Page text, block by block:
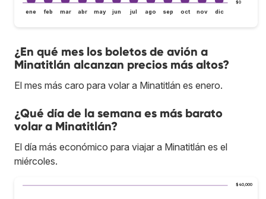
$0
ene feb mar abr may jun jul ago sep oct nov dic
¿En qué mes los boletos de avión a
Minatitlán alcanzan precios más altos?
El mes más caro para volar a Minatitlán es enero.
¿Qué día de la semana es más barato
volar a Minatitlán?
El día más económico para viajar a Minatitlán es el
miércoles.
$40,000